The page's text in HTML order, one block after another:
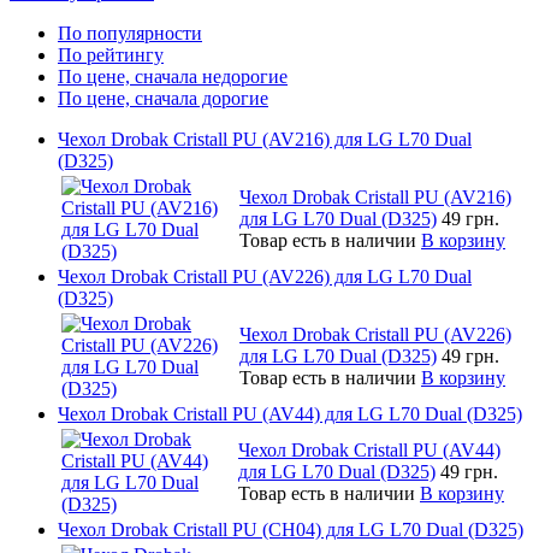
По популярности
По рейтингу
По цене, сначала недорогие
По цене, сначала дорогие
Чехол Drobak Cristall PU (AV216) для LG L70 Dual
(D325)
Чехол Drobak Cristall PU (AV216)
для LG L70 Dual (D325) 49 грн.
Товар есть в наличии В корзину
Чехол Drobak Cristall PU (AV226) для LG L70 Dual
(D325)
Чехол Drobak Cristall PU (AV226)
для LG L70 Dual (D325) 49 грн.
Товар есть в наличии В корзину
Чехол Drobak Cristall PU (AV44) для LG L70 Dual (D325)
Чехол Drobak Cristall PU (AV44)
для LG L70 Dual (D325) 49 грн.
Товар есть в наличии В корзину
Чехол Drobak Cristall PU (CH04) для LG L70 Dual (D325)